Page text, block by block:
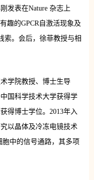
发表在Nature 杂志上
趣的GPCR自激活现象及
索。会后，徐菲教授与相
学院教授、博士生导
国科学技术大学获得学
得博士学位。2013年入
以晶体及冷冻电镜技术
胞中的信号通路，其多项